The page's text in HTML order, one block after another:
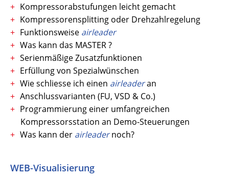
Kompressorabstufungen leicht gemacht
Kompressorensplitting oder Drehzahlregelung
Funktionsweise airleader
Was kann das MASTER ?
Serienmäßige Zusatzfunktionen
Erfüllung von Spezialwünschen
Wie schliesse ich einen airleaderan
Anschlussvarianten (FU, VSD & Co.)
Programmierung einer umfangreichen
Kompressorsstation an Demo-Steuerungen
Was kann der airleadernoch?
WEB-Visualisierung